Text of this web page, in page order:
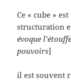
Ce « cube »
structuration
évoque
pouvoirs]
il est souvent